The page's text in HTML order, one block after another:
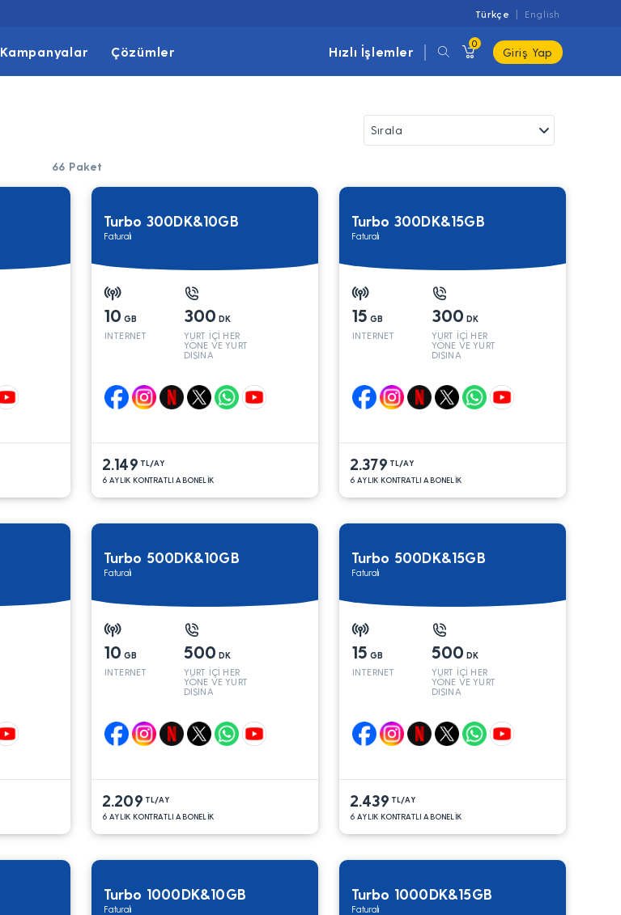
Türkçe English
Kampanyalar Çözümler Hızlı İşlemler
0
Giriş Yap
66 Paket
Turbo 300DK&10GB
Faturalı
10 GB
INTERNET
300 DK
YURT İÇİ HER
YÖNE VE YURT
DIŞINA
2.149 TL/AY
6 AYLIK KONTRATLI ABONELİK
Turbo 300DK&15GB
Faturalı
15 GB
INTERNET
300 DK
YURT İÇİ HER
YÖNE VE YURT
DIŞINA
2.379 TL/AY
6 AYLIK KONTRATLI ABONELİK
Turbo 500DK&10GB
Faturalı
10 GB
INTERNET
500 DK
YURT İÇİ HER
YÖNE VE YURT
DIŞINA
2.209 TL/AY
6 AYLIK KONTRATLI ABONELİK
Turbo 500DK&15GB
Faturalı
15 GB
INTERNET
500 DK
YURT İÇİ HER
YÖNE VE YURT
DIŞINA
2.439 TL/AY
6 AYLIK KONTRATLI ABONELİK
Turbo 1000DK&10GB
Faturalı
Turbo 1000DK&15GB
Faturalı